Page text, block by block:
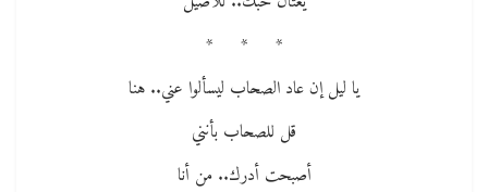
* * *
يا ليل إن عاد الصحاب ليسألوا عني.. هنا
قل للصحاب بأنني
أصبحت أدرك.. من أنا